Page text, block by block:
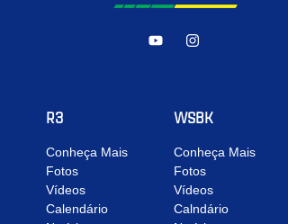
R3
Conheça Mais
Fotos
Vídeos
Calendário
WSBK
Conheça Mais
Fotos
Vídeos
Calndário